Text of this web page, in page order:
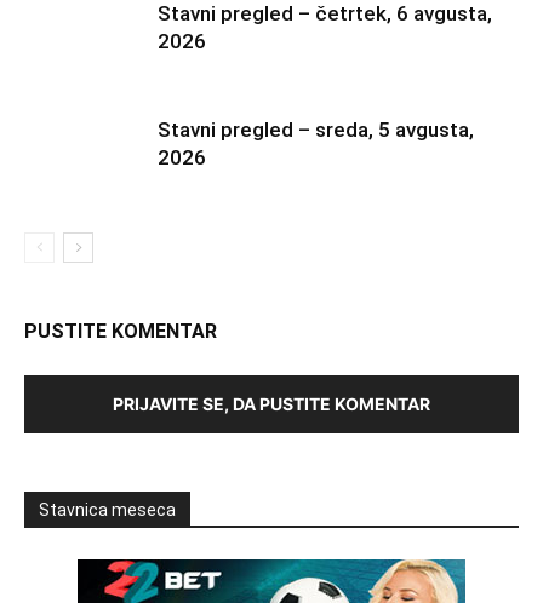
Stavni pregled – četrtek, 6 avgusta,
2026
Stavni pregled – sreda, 5 avgusta,
2026
PUSTITE KOMENTAR
PRIJAVITE SE, DA PUSTITE KOMENTAR
Stavnica meseca